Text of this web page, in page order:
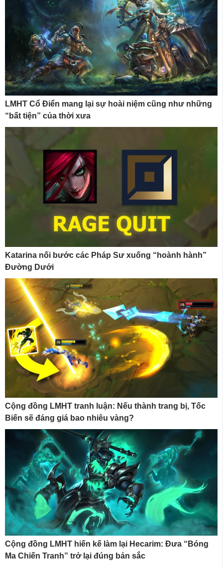
LMHT Cổ Điển mang lại sự hoài niệm cũng như những
“bất tiện” của thời xưa
Katarina nối bước các Pháp Sư xuống “hoành hành”
Đường Dưới
Cộng đồng LMHT tranh luận: Nếu thành trang bị, Tốc
Biến sẽ đáng giá bao nhiêu vàng?
Cộng đồng LMHT hiến kế làm lại Hecarim: Đưa “Bóng
Ma Chiến Tranh” trở lại đúng bản sắc